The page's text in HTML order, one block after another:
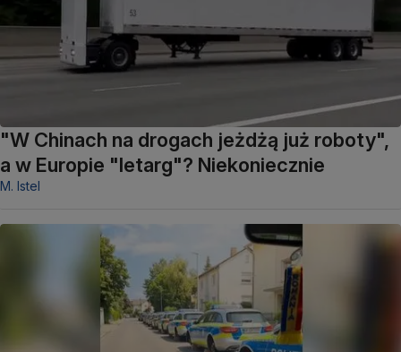
"W Chinach na drogach jeżdżą już roboty",
a w Europie "letarg"? Niekoniecznie
M. Istel